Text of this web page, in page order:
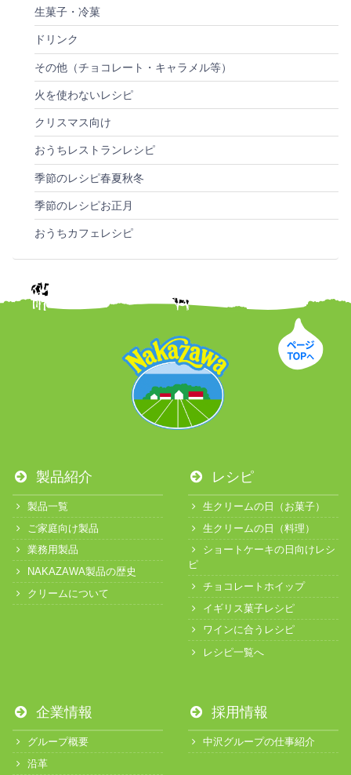
生菓子・冷菓
ドリンク
その他（チョコレート・キャラメル等）
火を使わないレシピ
クリスマス向け
おうちレストランレシピ
季節のレシピ春夏秋冬
季節のレシピお正月
おうちカフェレシピ
製品紹介
製品一覧
ご家庭向け製品
業務用製品
NAKAZAWA製品の歴史
クリームについて
レシピ
生クリームの日（お菓子）
生クリームの日（料理）
ショートケーキの日向けレシ
ピ
チョコレートホイップ
イギリス菓子レシピ
ワインに合うレシピ
レシピ一覧へ
企業情報
グループ概要
沿革
採用情報
中沢グループの仕事紹介